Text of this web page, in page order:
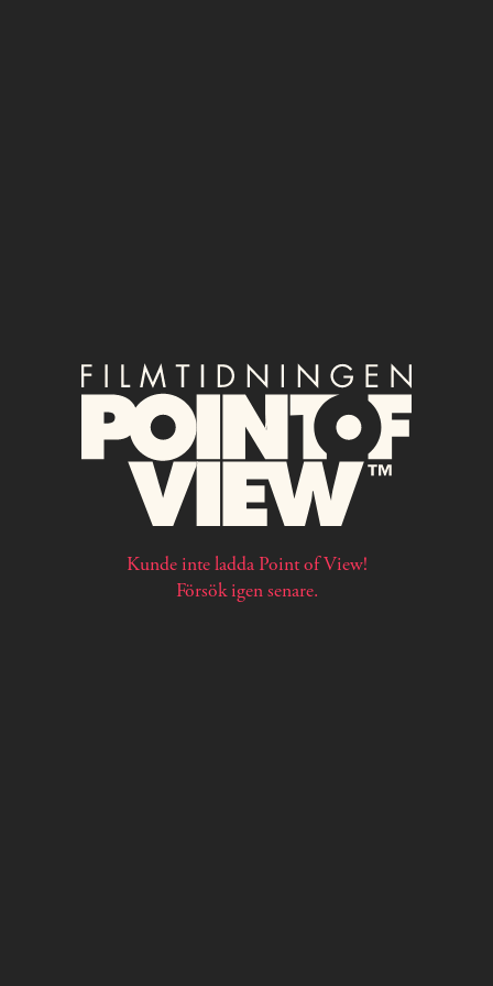
Kunde inte ladda Point of View!
Försök igen senare.